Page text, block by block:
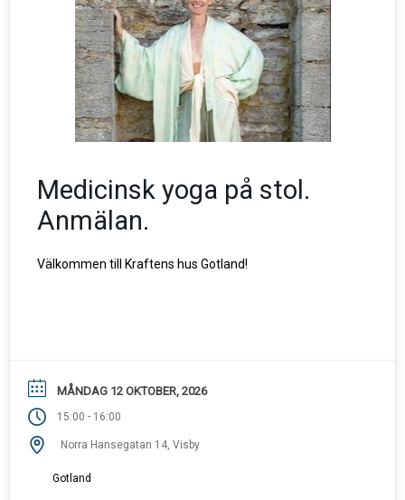
Medicinsk yoga på stol.
Anmälan.
Välkommen till Kraftens hus Gotland!
MÅNDAG 12 OKTOBER, 2026
15:00 - 16:00
Norra Hansegatan 14, Visby
Gotland